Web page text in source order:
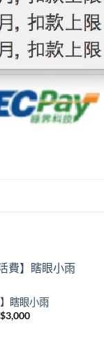
瞎眼小雨
3,000